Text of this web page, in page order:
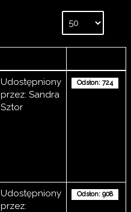
Udostępniony
przez: Sandra
Sztor
Odsłon: 724
Udostępniony
przez:
Odsłon: 908